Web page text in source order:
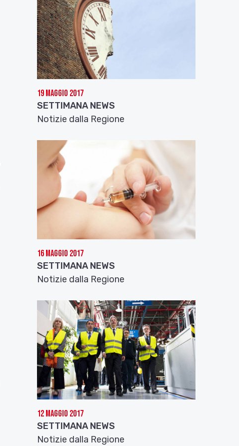
19 Maggio 2017
SETTIMANA NEWS
Notizie dalla Regione
16 Maggio 2017
SETTIMANA NEWS
Notizie dalla Regione
12 Maggio 2017
SETTIMANA NEWS
Notizie dalla Regione